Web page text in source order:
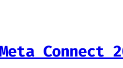
Connect